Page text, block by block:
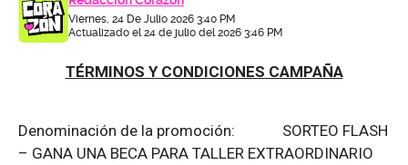
Viernes, 24 De Julio 2026 3:40 PM
Actualizado el 24 de julio del 2026 3:46 PM
TÉRMINOS Y CONDICIONES CAMPAÑA
Denominación de la promoción: SORTEO FLASH
– GANA UNA BECA PARA TALLER EXTRAORDINARIO